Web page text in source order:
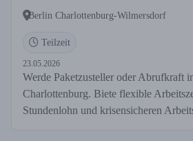
Berlin Charlottenburg-Wilmersdorf
Teilzeit
23.05.2026
Werde Paketzusteller oder Abrufkraft
Charlottenburg. Biete flexible
Stundenlohn und krisensicheren